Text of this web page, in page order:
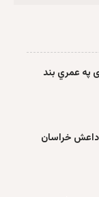
په عمري بند
داعش خراسان